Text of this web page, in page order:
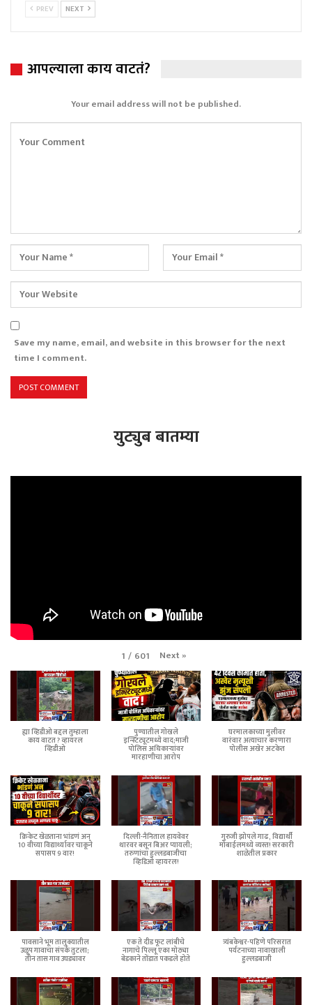
PREV NEXT
आपल्याला काय वाटतं?
Your email address will not be published.
Save my name, email, and website in this browser for the next
time I comment.
युट्युब बातम्या
1 / 601 Next»
ह्या व्हिडीओ बद्दल तुम्हाला
काय वाटत ? व्हायरल
व्हिडीओ
पुण्यातील गोखले
इन्स्टिट्यूटमध्ये वाद;माजी
पोलिस अधिकाऱ्यांवर
मारहाणीचा आरोप
घरमालकाच्या मुलीवर
वारंवार अत्याचार करणारा
पोलीस अखेर अटकेत
क्रिकेट खेळताना भांडणं अन्
10 वीच्या विद्यार्थ्यावर चाकूने
सपासप 9 वार!
दिल्ली-नैनिताल हायवेवर
थारवर बसून बिअर प्यायली;
तरुणांचा हुल्लडबाजीचा
व्हिडिओ व्हायरल!
गुरुजी झोपले गाढ, विद्यार्थी
मोबाईलमध्ये व्यस्त! सरकारी
शाळेतील प्रकार
पावसाने भूम तालुक्यातील
उळूप गावाचा संपर्क तुटला;
तीन तास गाव उघड्यावर
एक ते दीड फूट लांबीचे
नागाचे पिल्लू एका मोठ्या
बेडकाने तोंडात पकडले होते
त्र्यंबकेश्वर-पहिणे परिसरात
पर्यटनाच्या नावाखाली
हुल्लडबाजी